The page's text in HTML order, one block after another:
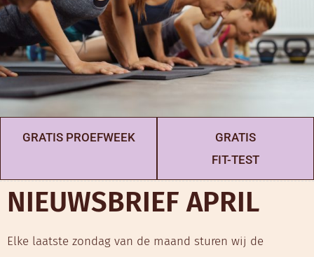
GRATIS PROEFWEEK
GRATIS
FIT-TEST
NIEUWSBRIEF APRIL
Elke laatste zondag van de maand sturen wij de